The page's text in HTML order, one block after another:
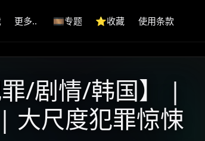
更多.. 🎞️专题 ⭐️收藏 使用条款
罪/剧情/韩国】 |
大尺度犯罪惊悚